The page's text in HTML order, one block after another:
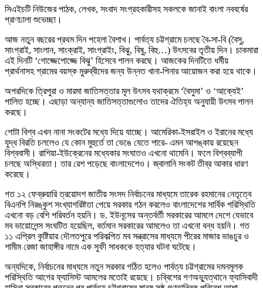
সিএইচটি নিউজের পাঠক, লেখক, সংবাদ সংগ্রহকারীসহ সকলকে জানাই বাংলা নববর্ষের
প্রাণঢালা শুভেচ্ছা।
আজ নতুন বছরের প্রথম দিন পহেলা বৈশাখ। পার্বত্য চট্টগ্রামে চলছে বৈ-সা-বি (বৈসু,
সাংগ্রাই, সাংলান, সাংক্রাই, সাংগ্রাইং, বিঝু, বিষু, বিহু…) উৎসবের তৃতীয় দিন। চাকমারা
এই দিনটি ‌‘গোজ্জেপোজ্জে বিঝু’ হিসেবে পালন করছে। আজকের দিনটিতে ধর্মীয়
প্রার্থনাসহ গ্রামের বয়স্ক মুরুব্বীদের জন্য উন্নত খানা-পিনার আয়োজন করা হয়ে থাকে।
অপরদিকে ত্রিপুরা ও মারমা জাতিসত্তার মূল উৎসব যথাক্রমে ‌‘বৈসুমা’ ও ‘আক্যেই’
পালিত হচ্ছে। এছাড়া অন্যান্য জাতিসত্তাগুলোও তাদের ঐতিহ্য অনুযায়ী উৎসব পালন
করছে।
গোটা বিশ্ব এখন নানা সংকটের মধ্যে দিয়ে যাচ্ছে। আমেরিকা-ইসরাইল ও ইরানের মধ্যে
যুদ্ধ বিরতি চললেও যে কোন মুহুর্তে তা ভেঙে যেতে পারে- এমন আশঙ্কায় রয়েছেন
বিশ্ববাসী। রাশিয়া-ইউক্রেনের মধ্যেকার সংঘাতও এখনো থামেনি। ফলে বিশ্বব্যাপী
চলছে অস্থিরতা। তার রেশ পড়েছে বাংলাদেশেও। জ্বালানি সংকট তীব্র আকার ধারণ
করেছে।
গত ১২ ফেব্রুয়ারি ত্রয়োদশ জাতীয় সংসদ নির্বাচনের মাধ্যমে তারেক রহমানের নেতৃত্বে
বিএনপি নিরঙ্কুশ সংখ্যাগরিষ্টতা পেয়ে সরকার গঠন করলেও বাংলাদেশের সার্বিক পরিস্থিতি
এখনো বড় বেশি পরিবর্তন হয়নি। ড. ইউনূসের অন্তর্বর্তী সরকারের আমলে দেশে যেভাবে
মব ভায়োলেন্স সংঘটিত হয়েছিল, বর্তমান সরকারের আমলেও তা এখনো বন্ধ হয়নি। গত
১১ এপ্রিল কুষ্টিয়ার দৌলতপুরে পরিকল্পিত মব সন্ত্রাসের মাধ্যমে পীরের মাজার ভাঙচুর ও
শামীম রেজা জাহাঙ্গীর নামে এক সুফী সাধককে হত্যার ঘটনা ঘটেছে।
অন্যদিকে, নির্বাচনের মাধ্যমে নতুন সরকার গঠিত হলেও পার্বত্য চট্টগ্রামের দমনমূলক
পরিস্থিতি আগের ফ্যাসিস্ট আমলের মতোই রয়েছে। চব্বিশের গণঅভ্যুত্থানে ফ্যাসিবাদী